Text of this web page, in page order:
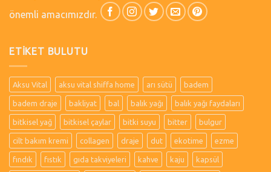
önemli amacımızdır.
ETIKET BULUTU
Aksu Vital aksu vital shiffa home arı sütü badem
badem draje bakliyat bal balık yağı balık yağı faydaları
bitkisel yağ bitkisel çaylar bitki suyu bitter bulgur
cilt bakım kremi collagen draje dut ekotime ezme
fındık fıstık gıda takviyeleri kahve kaju kapsül